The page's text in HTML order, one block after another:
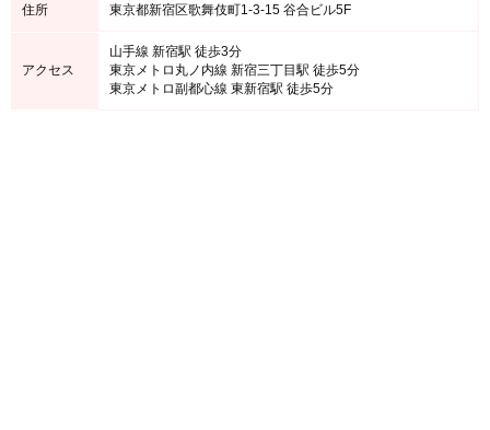
住所 東京都新宿区歌舞伎町1-3-15 谷合ビル5F
アクセス
山手線 新宿駅 徒歩3分
東京メトロ丸ノ内線 新宿三丁目駅 徒歩5分
東京メトロ副都心線 東新宿駅 徒歩5分